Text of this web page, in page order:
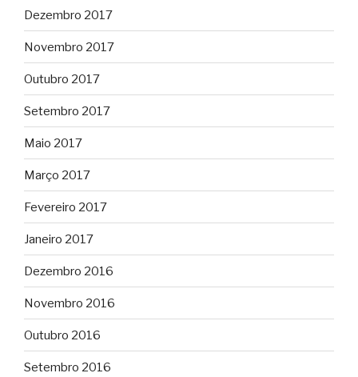
Dezembro 2017
Novembro 2017
Outubro 2017
Setembro 2017
Maio 2017
Março 2017
Fevereiro 2017
Janeiro 2017
Dezembro 2016
Novembro 2016
Outubro 2016
Setembro 2016